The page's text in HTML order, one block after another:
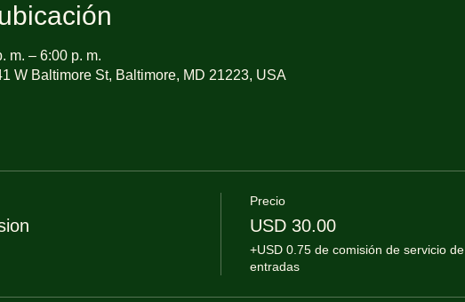
m. – 6:00 p. m.
W Baltimore St, Baltimore, MD 21223, USA
Precio
USD 30.00
+USD 0.75 de comisión de servicio de
entradas